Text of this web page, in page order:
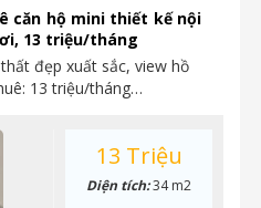
căn hộ mini thiết kế nội
13 triệu/tháng
đẹp xuất sắc, view hồ
13 triệu/tháng…
13 Triệu
Diện tích:34 m2